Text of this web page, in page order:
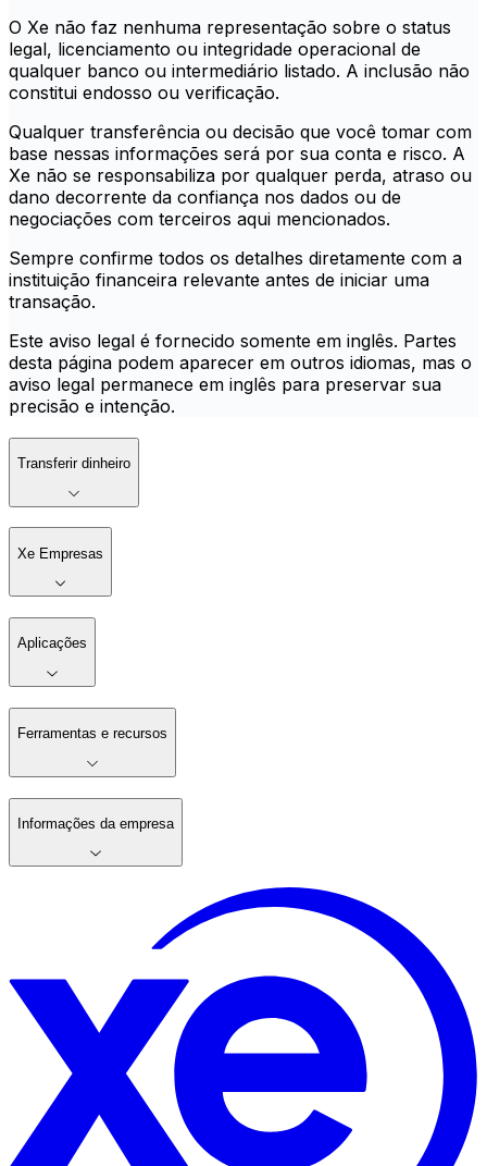
O Xe não faz nenhuma representação sobre o status
legal, licenciamento ou integridade operacional de
qualquer banco ou intermediário listado. A inclusão não
constitui endosso ou verificação.
Qualquer transferência ou decisão que você tomar com
base nessas informações será por sua conta e risco. A
Xe não se responsabiliza por qualquer perda, atraso ou
dano decorrente da confiança nos dados ou de
negociações com terceiros aqui mencionados.
Sempre confirme todos os detalhes diretamente com a
instituição financeira relevante antes de iniciar uma
transação.
Este aviso legal é fornecido somente em inglês. Partes
desta página podem aparecer em outros idiomas, mas o
aviso legal permanece em inglês para preservar sua
precisão e intenção.
Transferir dinheiro
Xe Empresas
Aplicações
Ferramentas e recursos
Informações da empresa